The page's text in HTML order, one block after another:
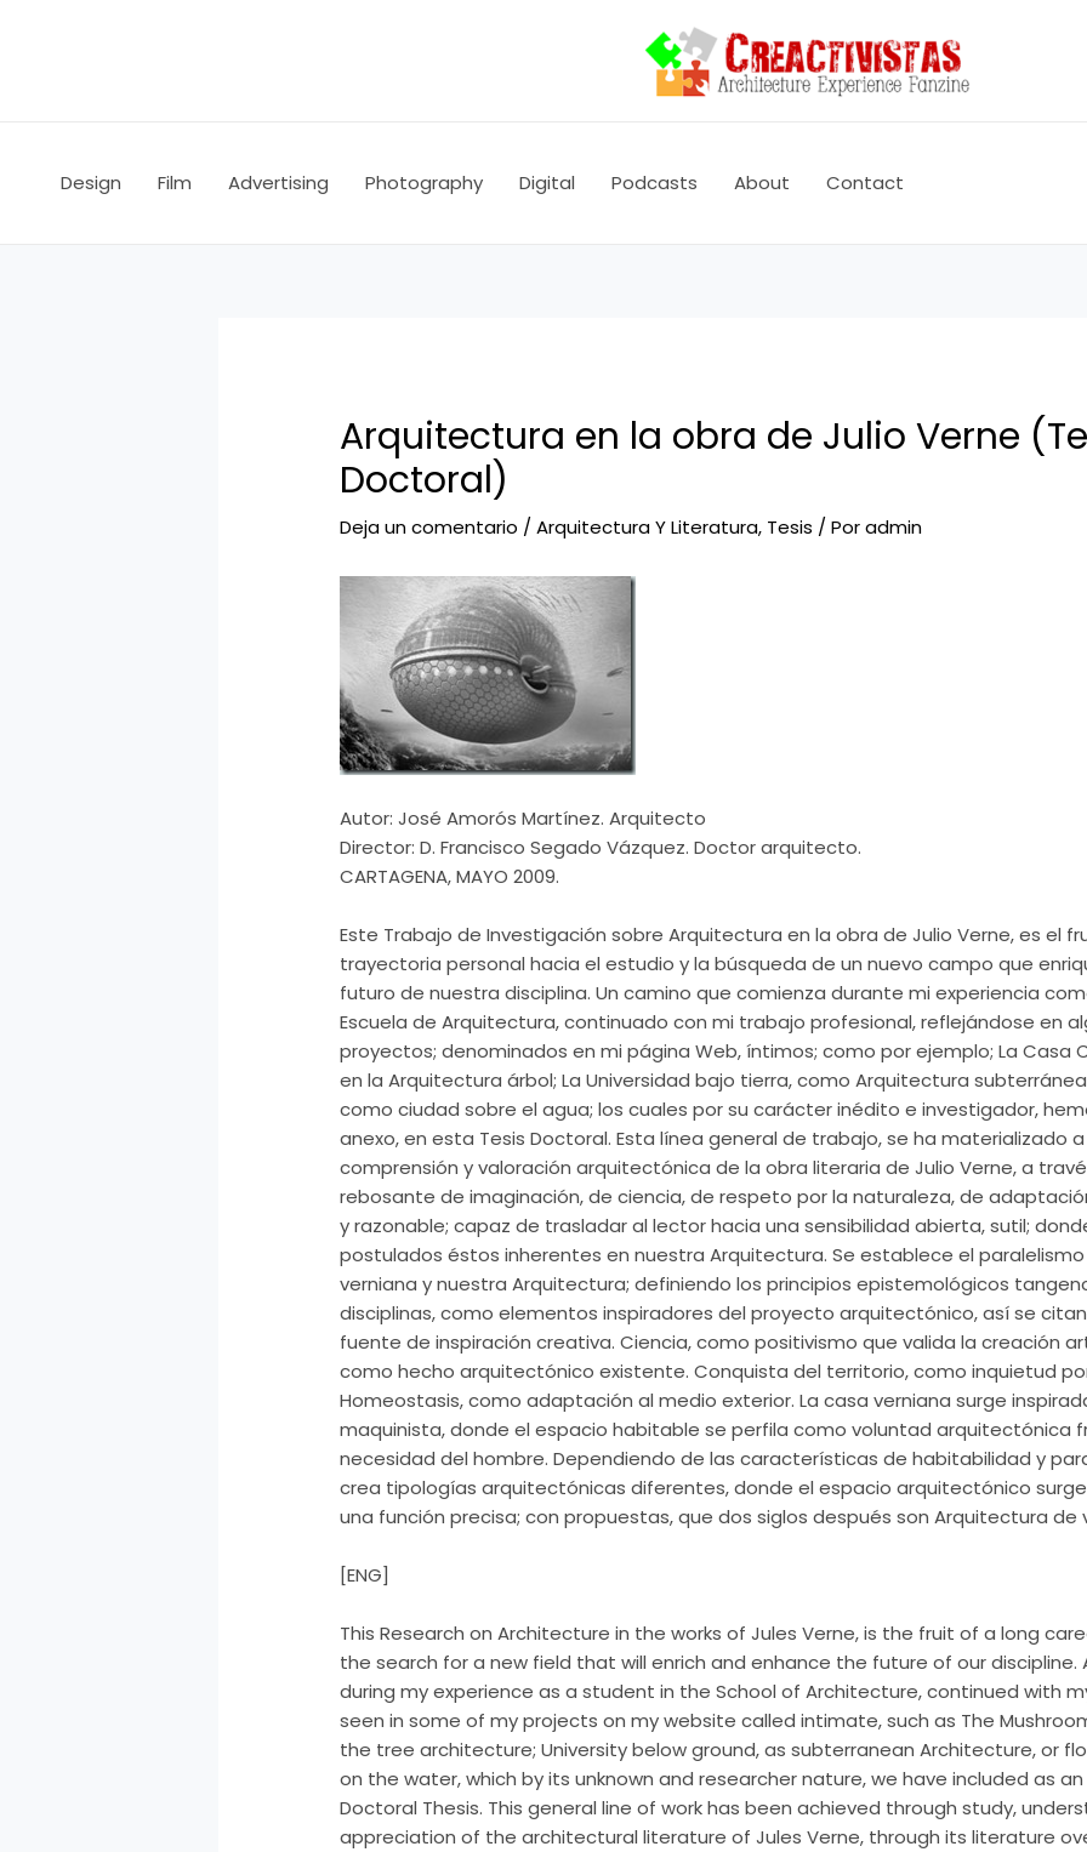
Design Film Advertising Photography Digital Podcasts About Contact
Arquitectura en la obra de Julio Verne
Doctoral)
Deja un comentario /Arquitectura Y Literatura, Tesis / Poradmin
Autor: José Amorós Martínez. Arquitecto
Director: D. Francisco Segado Vázquez. Doctor arquitecto.
CARTAGENA, MAYO 2009.
Este Trabajo de Investigación sobre Arquitectura en la obra de Julio Verne, es el
trayectoria personal hacia el estudio y la búsqueda de un nuevo campo que
futuro de nuestra disciplina. Un camino que comienza durante mi experiencia
Escuela de Arquitectura, continuado con mi trabajo profesional, reflejándose en
proyectos; denominados en mi página Web, íntimos; como por ejemplo; La Casa
en la Arquitectura árbol; La Universidad bajo tierra, como Arquitectura
como ciudad sobre el agua; los cuales por su carácter inédito e investigador,
anexo, en esta Tesis Doctoral. Esta línea general de trabajo, se ha materializado
comprensión y valoración arquitectónica de la obra literaria de Julio Verne, a
rebosante de imaginación, de ciencia, de respeto por la naturaleza, de
y razonable; capaz de trasladar al lector hacia una sensibilidad abierta, sutil;
postulados éstos inherentes en nuestra Arquitectura. Se establece el
verniana y nuestra Arquitectura; definiendo los principios epistemológicos
disciplinas, como elementos inspiradores del proyecto arquitectónico, así se
fuente de inspiración creativa. Ciencia, como positivismo que valida la creación
como hecho arquitectónico existente. Conquista del territorio, como inquietud
Homeostasis, como adaptación al medio exterior. La casa verniana surge
maquinista, donde el espacio habitable se perfila como voluntad arquitectónica
necesidad del hombre. Dependiendo de las características de habitabilidad y
crea tipologías arquitectónicas diferentes, donde el espacio arquitectónico
una función precisa; con propuestas, que dos siglos después son Arquitectura de
[ENG]
This Research on Architecture in the works of Jules Verne, is the fruit of a long
the search for a new field that will enrich and enhance the future of our
during my experience as a student in the School of Architecture, continued with
seen in some of my projects on my website called intimate, such as The
the tree architecture; University below ground, as subterranean Architecture, or
on the water, which by its unknown and researcher nature, we have included as
Doctoral Thesis. This general line of work has been achieved through study,
appreciation of the architectural literature of Jules Verne, through its literature